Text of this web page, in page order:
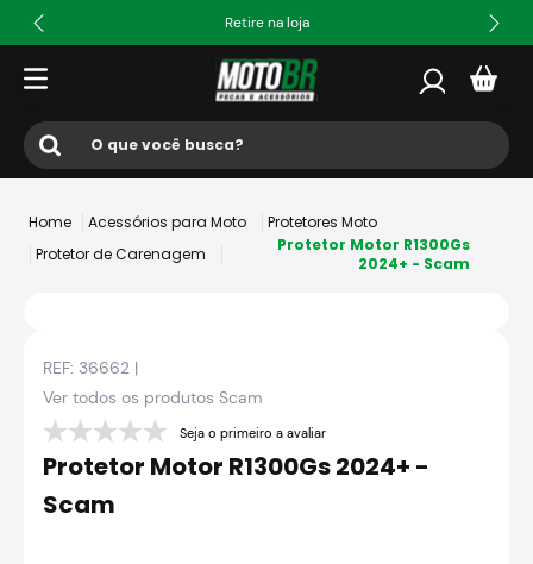
Retire na loja
O que você busca?
4º fw3
5 º jaqueta
7º
Acessórios para Moto
Protetores Moto
Protetor de Carenagem
Protetor Motor R1300Gs
2024+ - Scam
REF: 36662 |
Ver todos os produtos Scam
Seja o primeiro a avaliar
Protetor Motor R1300Gs 2024+ -
Scam